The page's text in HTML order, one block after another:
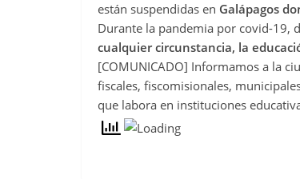
están suspendidas en Galápagos
Durante la pandemia por covid-19,
cualquier circunstancia, la
[COMUNICADO] Informamos a la
fiscales, fiscomisionales,
que labora en instituciones